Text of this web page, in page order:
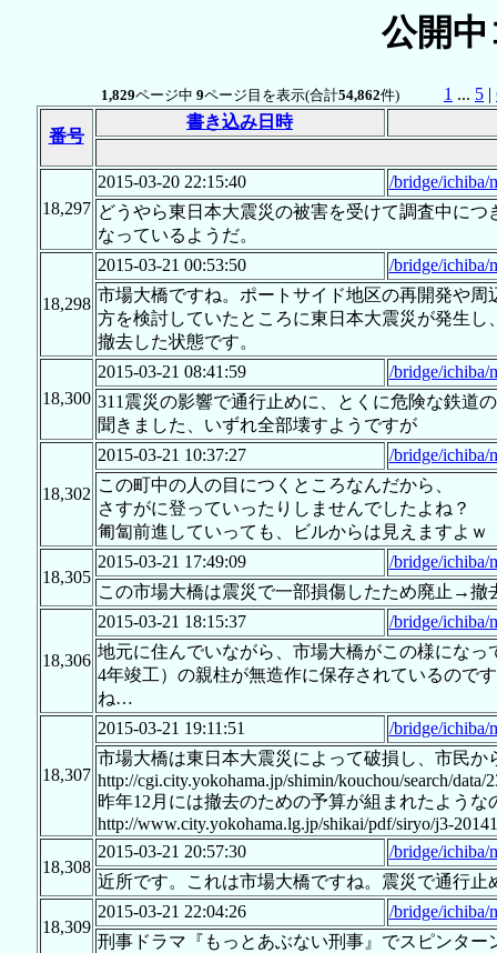
公開
1,829ページ中 9ページ目を表示(合計54,862件) 1 ... 5 |
番号
書き込み日時
18,297
2015-03-20 22:15:40
/bridge/ichiba/
どうやら東日本大震災の被害を受けて調査中に
なっているようだ。
18,298
2015-03-21 00:53:50
/bridge/ichiba/
市場大橋ですね。ポートサイド地区の再開発や
方を検討していたところに東日本大震災が発生
撤去した状態です。
18,300
2015-03-21 08:41:59
/bridge/ichiba/
311震災の影響で通行止めに、とくに危険な鉄道
聞きました、いずれ全部壊すようですが
18,302
2015-03-21 10:37:27
/bridge/ichiba/
この町中の人の目につくところなんだから、
さすがに登っていったりしませんでしたよね？
匍匐前進していっても、ビルからは見えますよｗ
18,305
2015-03-21 17:49:09
/bridge/ichiba/
この市場大橋は震災で一部損傷したため廃止→撤
18,306
2015-03-21 18:15:37
/bridge/ichiba/
地元に住んでいながら、市場大橋がこの様にな
4年竣工）の親柱が無造作に保存されているので
ね…
18,307
2015-03-21 19:11:51
/bridge/ichiba/
市場大橋は東日本大震災によって破損し、市民か
http://cgi.city.yokohama.jp/shimin/kouchou/search/data/
昨年12月には撤去のための予算が組まれたよう
http://www.city.yokohama.lg.jp/shikai/pdf/siryo/j3-
18,308
2015-03-21 20:57:30
/bridge/ichiba/
近所です。これは市場大橋ですね。震災で通行
18,309
2015-03-21 22:04:26
/bridge/ichiba/
刑事ドラマ『もっとあぶない刑事』でスピンタ